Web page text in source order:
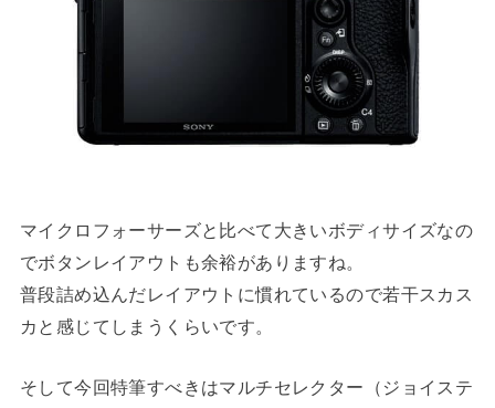
マイクロフォーサーズと比べて大きいボディサイズなの
でボタンレイアウトも余裕がありますね。
普段詰め込んだレイアウトに慣れているので若干スカス
カと感じてしまうくらいです。
そして今回特筆すべきはマルチセレクター（ジョイステ